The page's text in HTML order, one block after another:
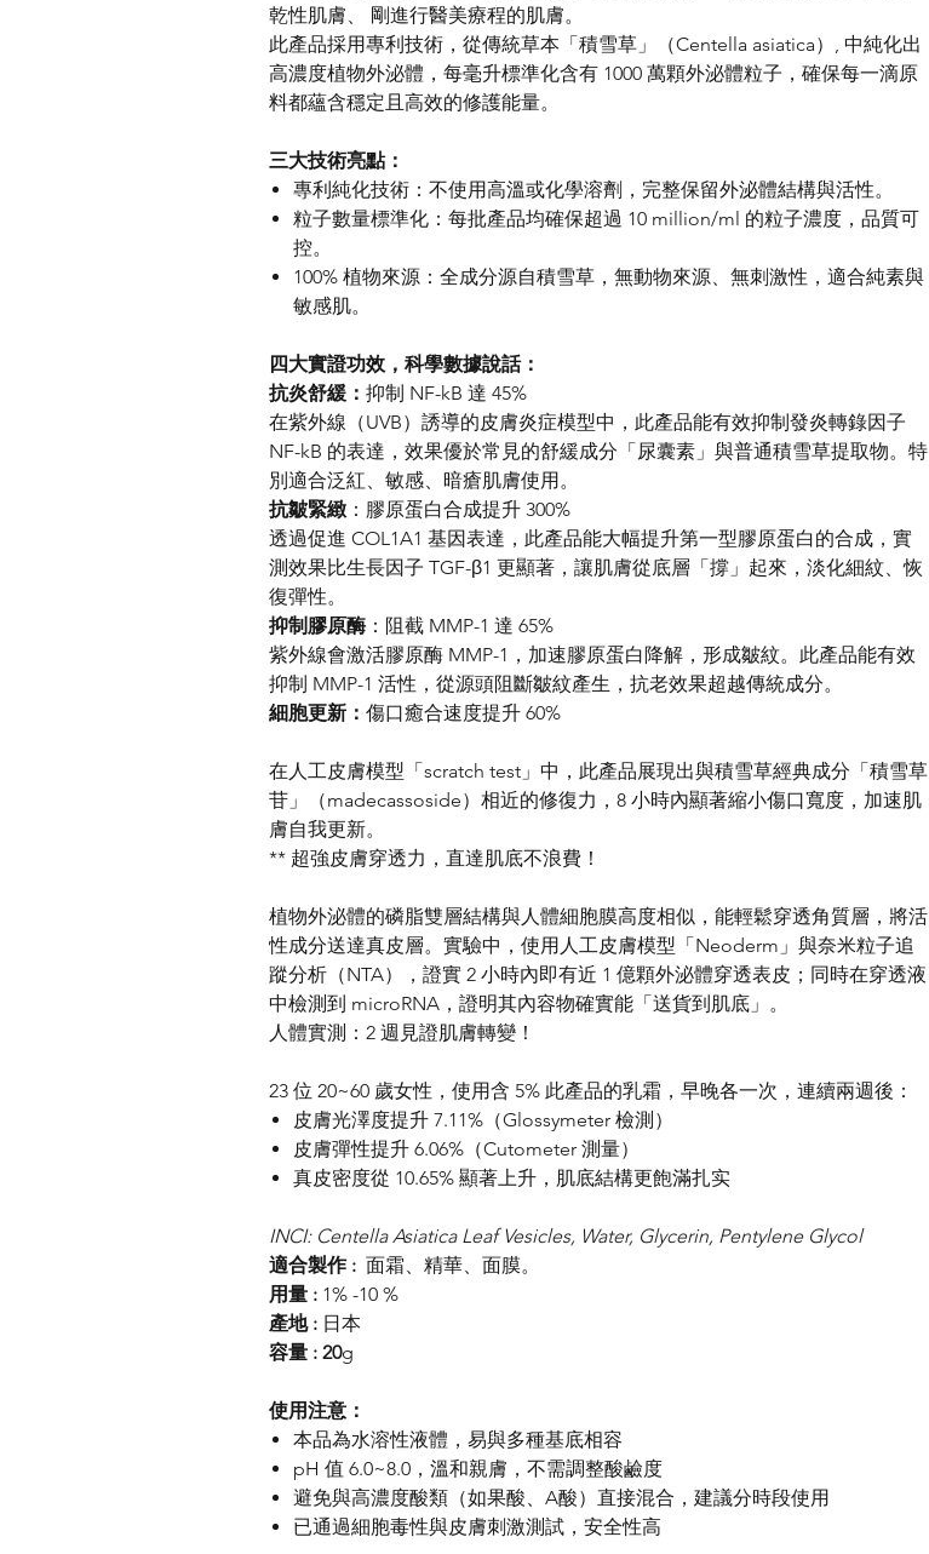
乾性肌膚、 剛進行醫美療程的肌膚。
此產品採用專利技術，從傳統草本「積雪草」（Centella asiatica）, 中純化出
高濃度植物外泌體，每毫升標準化含有 1000 萬顆外泌體粒子，確保每一滴原
料都蘊含穩定且高效的修護能量。
三大技術亮點：
專利純化技術：不使用高溫或化學溶劑，完整保留外泌體結構與活性。
粒子數量標準化：每批產品均確保超過 10 million/ml 的粒子濃度，品質可
控。
100% 植物來源：全成分源自積雪草，無動物來源、無刺激性，適合純素與
敏感肌。
四大實證功效，科學數據說話：
抗炎舒緩： 抑制 NF-kB 達 45%
在紫外線（UVB）誘導的皮膚炎症模型中，此產品能有效抑制發炎轉錄因子
NF-kB 的表達，效果優於常見的舒緩成分「尿囊素」與普通積雪草提取物。特
別適合泛紅、敏感、暗瘡肌膚使用。
抗皺緊緻 ：膠原蛋白合成提升 300%
透過促進 COL1A1 基因表達，此產品能大幅提升第一型膠原蛋白的合成，實
測效果比生長因子 TGF-β1 更顯著，讓肌膚從底層「撐」起來，淡化細紋、恢
復彈性。
抑制膠原酶：阻截 MMP-1 達 65%
紫外線會激活膠原酶 MMP-1，加速膠原蛋白降解，形成皺紋。此產品能有效
抑制 MMP-1 活性，從源頭阻斷皺紋產生，抗老效果超越傳統成分。
細胞更新： 傷口癒合速度提升 60%
在人工皮膚模型「scratch test」中，此產品展現出與積雪草經典成分「積雪草
苷」（madecassoside）相近的修復力，8 小時內顯著縮小傷口寬度，加速肌
膚自我更新。
** 超強皮膚穿透力，直達肌底不浪費！
植物外泌體的磷脂雙層結構與人體細胞膜高度相似，能輕鬆穿透角質層，將活
性成分送達真皮層。實驗中，使用人工皮膚模型「Neoderm」與奈米粒子追
蹤分析（NTA），證實 2 小時內即有近 1 億顆外泌體穿透表皮；同時在穿透液
中檢測到 microRNA，證明其內容物確實能「送貨到肌底」。
人體實測：2 週見證肌膚轉變！
23 位 20~60 歲女性，使用含 5% 此產品的乳霜，早晚各一次，連續兩週後：
皮膚光澤度提升 7.11%（Glossymeter 檢測）
皮膚彈性提升 6.06%（Cutometer 測量）
真皮密度從 10.65% 顯著上升，肌底結構更飽滿扎实
INCI: Centella Asiatica Leaf Vesicles, Water, Glycerin, Pentylene Glycol
適合製作 : 面霜、精華、面膜。
用量 : 1% -10 %
產地 : 日本
容量 : 20g
使用注意：
本品為水溶性液體，易與多種基底相容
pH 值 6.0~8.0，溫和親膚，不需調整酸鹼度
避免與高濃度酸類（如果酸、A酸）直接混合，建議分時段使用
已通過細胞毒性與皮膚刺激測試，安全性高